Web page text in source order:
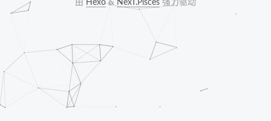
由 Hexo& NexT.Pisces 强力驱动